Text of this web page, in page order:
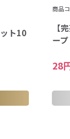
ト10
商品
【
ー
28